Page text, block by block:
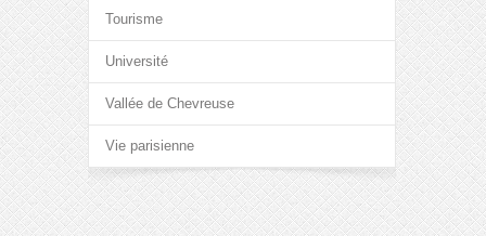
Tourisme
Université
Vallée de Chevreuse
Vie parisienne